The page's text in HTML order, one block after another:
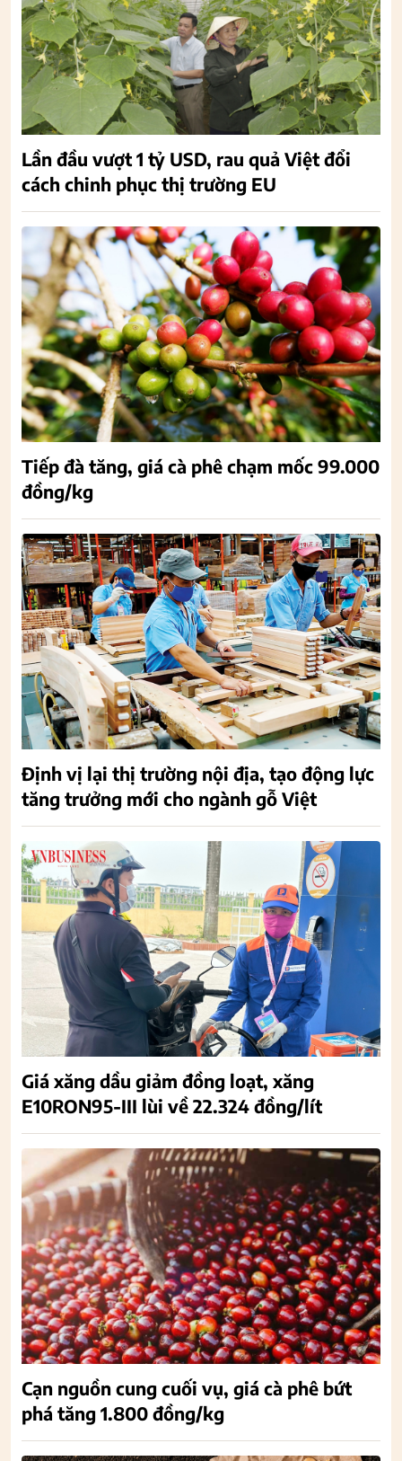
Lần đầu vượt 1 tỷ USD, rau quả Việt đổi
cách chinh phục thị trường EU
Tiếp đà tăng, giá cà phê chạm mốc 99.000
đồng/kg
Định vị lại thị trường nội địa, tạo động lực
tăng trưởng mới cho ngành gỗ Việt
Giá xăng dầu giảm đồng loạt, xăng
E10RON95-III lùi về 22.324 đồng/lít
Cạn nguồn cung cuối vụ, giá cà phê bứt
phá tăng 1.800 đồng/kg